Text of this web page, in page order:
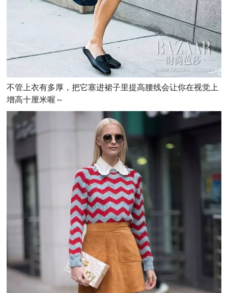
不管上衣有多厚，把它塞进裙子里提高腰线会让你在视觉上
增高十厘米喔～